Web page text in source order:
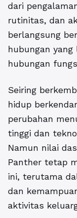
dari
rutinitas, dan
berlangsung
hubungan
hubungan
Seiring
hidup
perubahan
tinggi dan
Namun nilai
Panther tetap
ini, terutama
dan
aktivitas